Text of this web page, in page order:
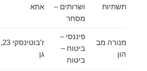
תשתיות
ושרותים –
מסחר
אתא
מנורה מב
פיננסי –
ביטוח –
ביטוח
ז'בוטינסקי 23, רמת